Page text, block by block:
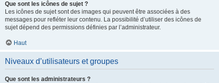
Que sont les icônes de sujet ?
Les icônes de sujet sont des images qui peuvent être associées à des
messages pour refléter leur contenu. La possibilité d’utiliser des icônes de
sujet dépend des permissions définies par l’administrateur.
Haut
Niveaux d’utilisateurs et groupes
Que sont les administrateurs ?